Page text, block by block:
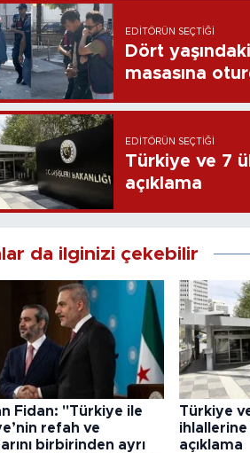
EDITÖRÜN SEÇTIĞI
Dört
masasına
EDITÖRÜN SEÇTIĞI
Türkiye ve 7
açıklama
da ilginizi çekebilir
Fidan: "Türkiye ile
refah ve
birbirinden ayrı
Türkiye
açıklama